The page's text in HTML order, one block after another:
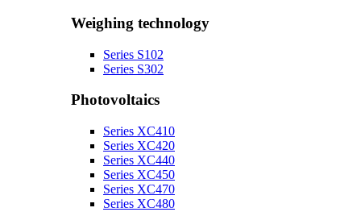
Weighing technology
Series S102
Series S302
Photovoltaics
Series XC410
Series XC420
Series XC440
Series XC450
Series XC470
Series XC480